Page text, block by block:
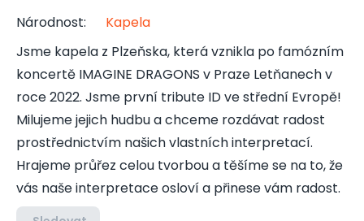
Národnost:
Kapela
Jsme kapela z Plzeňska, která vznikla po famózním
koncertě IMAGINE DRAGONS v Praze Letňanech v
roce 2022. Jsme první tribute ID ve střední Evropě!
Milujeme jejich hudbu a chceme rozdávat radost
prostřednictvím našich vlastních interpretací.
Hrajeme průřez celou tvorbou a těšíme se na to, že
vás naše interpretace osloví a přinese vám radost.